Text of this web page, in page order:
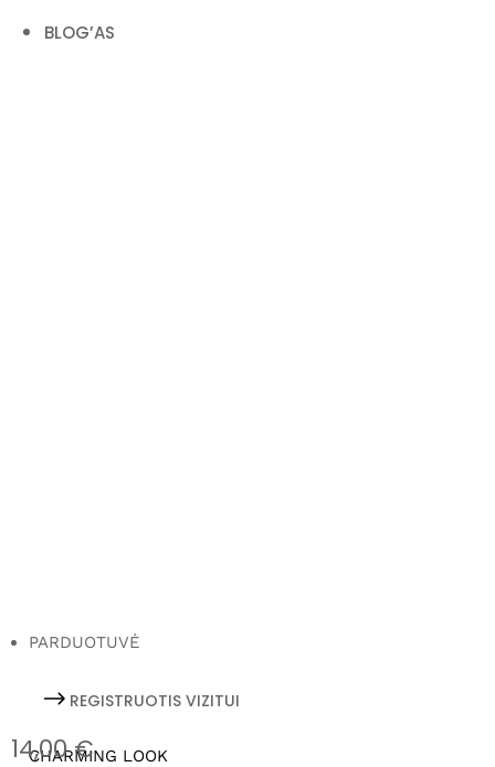
BLOG’AS
PARDUOTUVĖ
CHARMING LOOK
REGISTRUOTIS VIZITUI
14,00€